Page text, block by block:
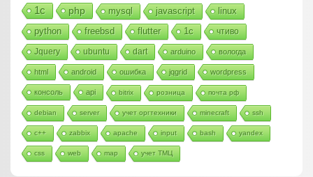
1с php mysql javascript linux
python freebsd flutter 1c чтиво
Jquery ubuntu dart arduino вологда
html android ошибка jqgrid wordpress
консоль api bitrix розница почта рф
debian server учет оргтехники minecraft ssh
c++ zabbix apache input bash yandex
css web map учет ТМЦ